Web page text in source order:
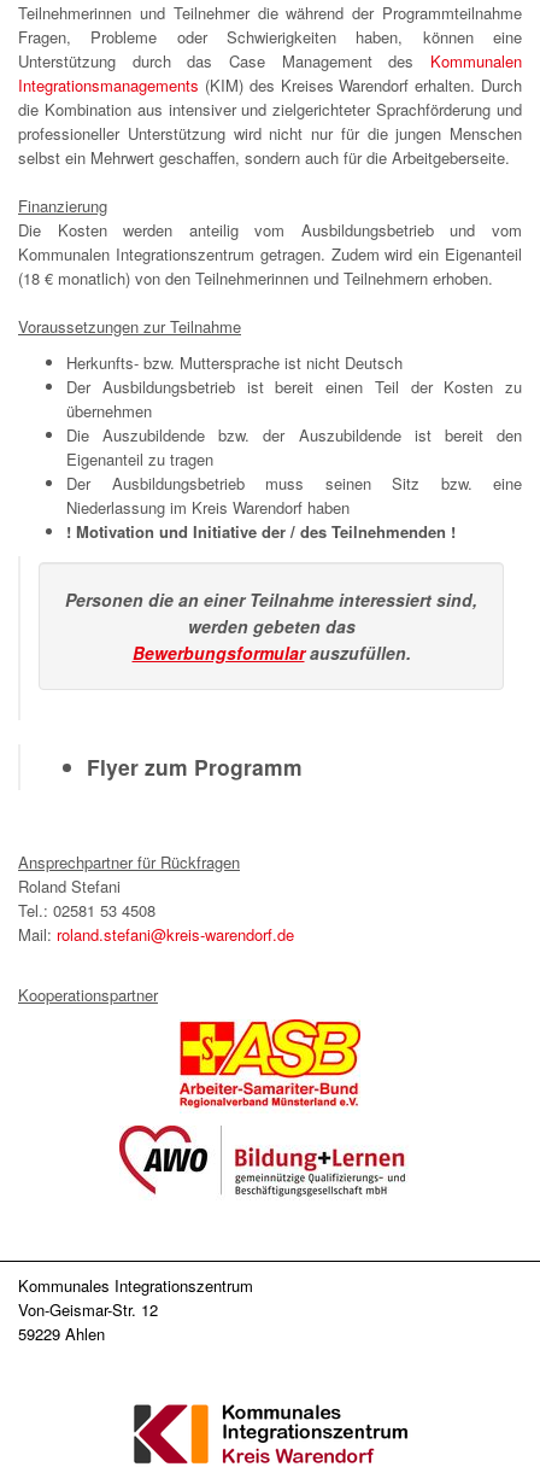
Teilnehmerinnen und Teilnehmer die während der Programmteilnahme
Fragen, Probleme oder Schwierigkeiten haben, können eine
Unterstützung durch das Case Management des Kommunalen
Integrationsmanagements (KIM) des Kreises Warendorf erhalten. Durch
die Kombination aus intensiver und zielgerichteter Sprachförderung und
professioneller Unterstützung wird nicht nur für die jungen Menschen
selbst ein Mehrwert geschaffen, sondern auch für die Arbeitgeberseite.
Finanzierung
Die Kosten werden anteilig vom Ausbildungsbetrieb und vom
Kommunalen Integrationszentrum getragen. Zudem wird ein Eigenanteil
(18 € monatlich) von den Teilnehmerinnen und Teilnehmern erhoben.
Voraussetzungen zur Teilnahme
Herkunfts- bzw. Muttersprache ist nicht Deutsch
Der Ausbildungsbetrieb ist bereit einen Teil der Kosten zu
übernehmen
Die Auszubildende bzw. der Auszubildende ist bereit den
Eigenanteil zu tragen
Der Ausbildungsbetrieb muss seinen Sitz bzw. eine
Niederlassung im Kreis Warendorf haben
! Motivation und Initiative der / des Teilnehmenden !
Personen die an einer Teilnahme interessiert sind,
werden gebeten das
Bewerbungsformularauszufüllen.
Flyer zum Programm
Ansprechpartner für Rückfragen
Roland Stefani
Tel.: 02581 53 4508
Mail: roland.stefani@kreis-warendorf.de
Kooperationspartner
Kommunales Integrationszentrum
Von-Geismar-Str. 12
59229 Ahlen